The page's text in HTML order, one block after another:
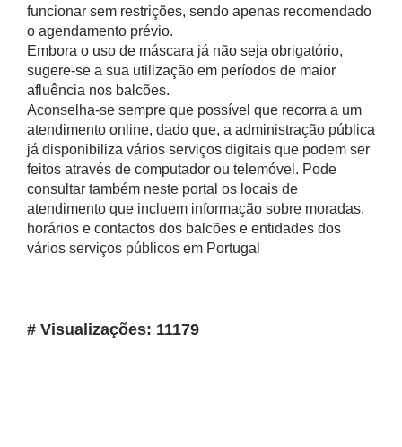
funcionar sem restrições, sendo apenas recomendado
o agendamento prévio.
Embora o uso de máscara já não seja obrigatório,
sugere-se a sua utilização em períodos de maior
afluência nos balcões.
Aconselha-se sempre que possível que recorra a um
atendimento online, dado que, a administração pública
já disponibiliza vários serviços digitais que podem ser
feitos através de computador ou telemóvel. Pode
consultar também neste portal os locais de
atendimento que incluem informação sobre moradas,
horários e contactos dos balcões e entidades dos
vários serviços públicos em Portugal
# Visualizações: 11179